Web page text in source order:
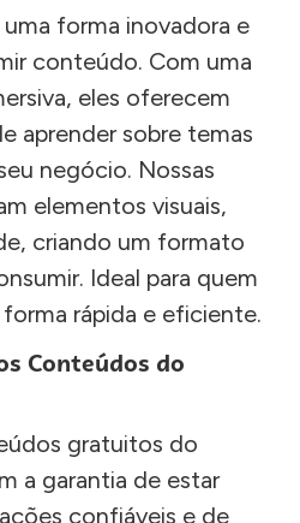
uma forma inovadora e
conteúdo. Com uma
eles oferecem
aprender sobre temas
negócio. Nossas
elementos visuais,
criando um formato
Ideal para quem
rápida e eficiente.
Conteúdos do
gratuitos do
a garantia de estar
confiáveis e de